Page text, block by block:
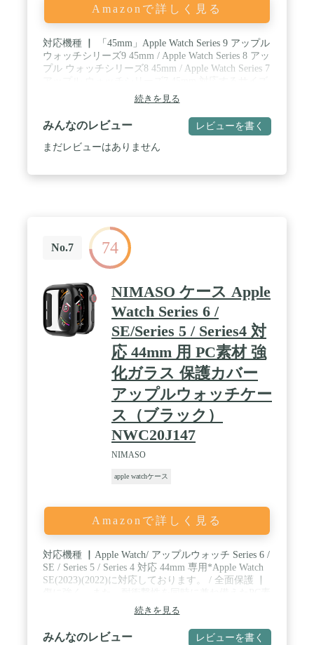
Amazonで詳しく見る
対応機種 ▏ 「45mm」Apple Watch Series 9 アップル
ウォッチシリーズ9 45mm / Apple Watch Series 8 アッ
プル ウォッチシリーズ8 45mm / Apple Watch Series 7
をお選びください。ご使用モデルのサイズはApple
Watch本体裏面に刻印がございます。ご確認の上お
買い求めください。適合するサイズ以外のものと使
用された場合、操作不良やガタつき、割れなどの原
因となりますのでご注意ください。BARI GUARD 3
プル ウォッチ本体の側面を全てカバーするデザイン
の保護ケースでアップル ウォッチとの一体感も抜群
なコンパチブルケースです。 / 高強度 ▏ 機動隊の
特殊な盾にも使用される高強度のPC素材を使用して
いる全面保護ハード ケースのためアップル ウォッ
チ本体の傷や破損を防ぐことができます。画面部分
には硬度9Hの強化ガラスを採用しています。アップ
ルウォッチをいつまでも綺麗に保護します。 / 薄
型・高透明 ▏薄く、軽い保護ケースのため、Apple
Watch本体にフィットします。まるでケースを着け
ていないような使用感で、Apple Watch本来の快適な
着け心地を損ないません。また、非常に透明度が高
い保護ケースなのでApple Watch本来の美しさを楽し
むことができます。 / 機能性 ▏ 正確なカットアウ
トの保護ケースでアップルウォッチの各ボタンの操
作はアップルウォッチ本来の操作感に近く、快適に
操作できます。 アップルウォッチ裏のセンサー部分
ままでの充電が可能です。 また、バンド部分に干渉
しないカバーデザインでバンドの交換もスムーズに
（100%防ぐものではありません） 腕に着けたまま
かぶせるだけ。従来の保護ケース同様に何度でも着
脱可能。強化ガラスを使用しておりますが、一点に
負荷がかかると破損することがあります。特に脱着
時、ガラス面を押さえないようご注意ください。保
護ケースガラス内側はドット加工が施されている
為、お手入れの時など摩耗により傷がつく場合があ
け、ローション、日焼け止め、油分、毛髪染料など
ありますので付着しないようにしてください。ブラ
続きを見る
みんなのレビュー レビューを書く
まだレビューはありません
No.7 74
NIMASO ケース Apple
Watch Series 6 /
SE/Series 5 / Series4 対
応 44mm 用 PC素材 強
化ガラス 保護カバー
アップルウォッチケー
ス（ブラック）
NWC20J147
NIMASO
apple watchケース
Amazonで詳しく見る
対応機種 ▏Apple Watch/ アップルウォッチ Series 6 /
SE / Series 5 / Series 4 対応 44mm 専用*Apple Watch
SE(2023)(2022)に対応しております。 / 全面保護 ▏
材により、側面からの擦り傷、衝撃を有効的に防止
できます。9H硬度の強化ガラスにより、液晶画面へ
の傷やダメージを防ぐこともでき、Apple Watchのス
続きを見る
みんなのレビュー レビューを書く